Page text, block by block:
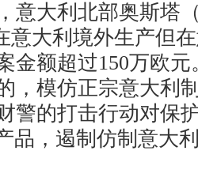
意大利北部奥斯塔
意大利境外生产但
金额超过150万欧
，模仿正宗意大利
警的打击行动对保
品，遏制仿制意大